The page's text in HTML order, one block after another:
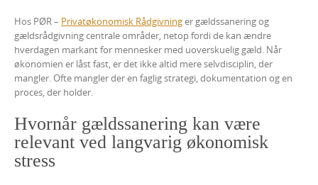
Hos PØR – Privatøkonomisk Rådgivninger gældssanering og
gældsrådgivning centrale områder, netop fordi de kan ændre
hverdagen markant for mennesker med uoverskuelig gæld. Når
økonomien er låst fast, er det ikke altid mere selvdisciplin, der
mangler. Ofte mangler der en faglig strategi, dokumentation og en
proces, der holder.
Hvornår gældssanering kan være
relevant ved langvarig økonomisk
stress